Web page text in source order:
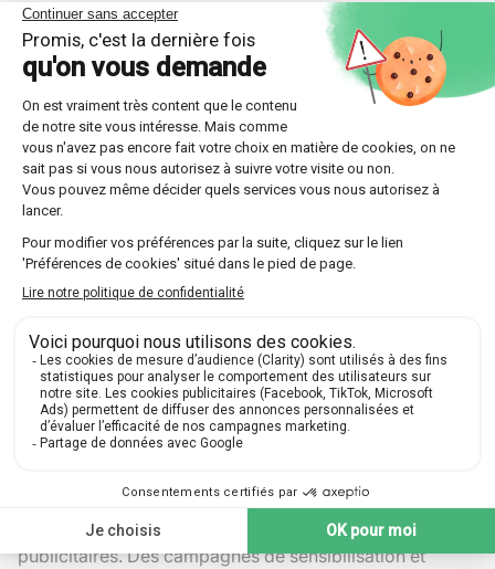
deviennent non seulement omniprésents mais
également indispensables pour rester compétitif et
pertinent.
Réactions face au franglais
Soutien vs Résistance
Il existe une diversité d'opinions concernantle franglais
D'une part, certains voient cette fusion linguistique
comme un enrichissement et une évolution naturelle des
langues pour mieux refléter la réalité contemporaine.
D'autre part, des puristes combattent vigoureusement
ce phénomène en promouvant activement l'usage des
Académie Françaisefont partie de ce mouvement
visant à protéger le patrimoine linguistique.
Actions gouvernementales et
institutionnelles
En réponse à la montée du franglais, diverses mesures
exigent l'utilisation privilégiée de la langue
française dans les publications officielles et
publicitaires. Des campagnes de sensibilisation et